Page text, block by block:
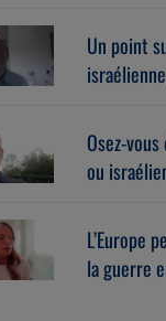
Un point
Osez-
ou
(05/08/
L’Europe
la guerre